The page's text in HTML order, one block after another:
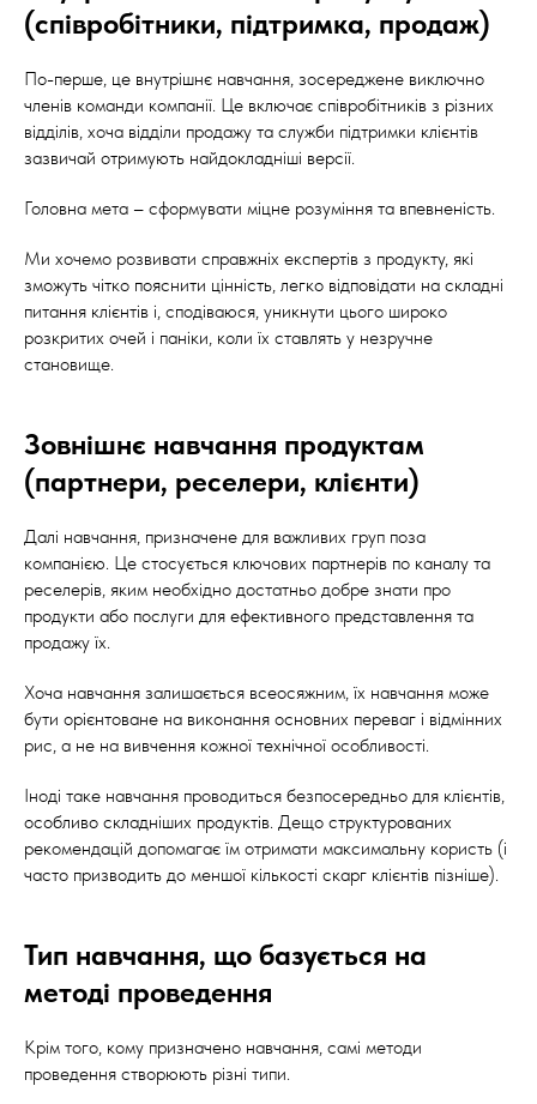
(співробітники, підтримка, продаж)
По-перше, це внутрішнє навчання, зосереджене виключно
членів команди компанії. Це включає співробітників з різних
відділів, хоча відділи продажу та служби підтримки клієнтів
зазвичай отримують найдокладніші версії.
Головна мета – сформувати міцне розуміння та впевненість.
Ми хочемо розвивати справжніх експертів з продукту, які
зможуть чітко пояснити цінність, легко відповідати на складні
питання клієнтів і, сподіваюся, уникнути цього широко
розкритих очей і паніки, коли їх ставлять у незручне
становище.
Зовнішнє навчання продуктам
(партнери, реселери, клієнти)
Далі навчання, призначене для важливих груп поза
компанією. Це стосується ключових партнерів по каналу та
реселерів, яким необхідно достатньо добре знати про
продукти або послуги для ефективного представлення та
продажу їх.
Хоча навчання залишається всеосяжним, їх навчання може
бути орієнтоване на виконання основних переваг і відмінних
рис, а не на вивчення кожної технічної особливості.
Іноді таке навчання проводиться безпосередньо для клієнтів,
особливо складніших продуктів. Дещо структурованих
рекомендацій допомагає їм отримати максимальну користь (і
часто призводить до меншої кількості скарг клієнтів пізніше).
Тип навчання, що базується на
методі проведення
Крім того, кому призначено навчання, самі методи
проведення створюють різні типи.